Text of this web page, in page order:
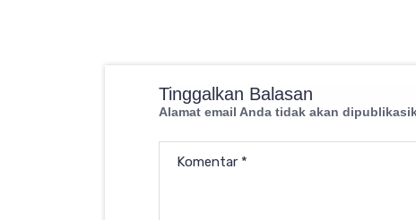
Tinggalkan Balasan
Alamat email Anda tidak akan
Komentar *